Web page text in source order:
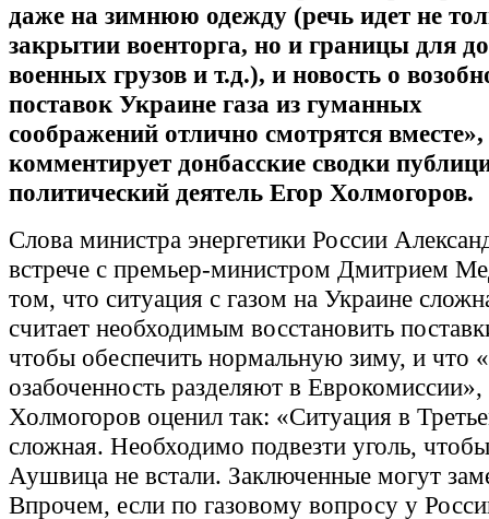
даже на зимнюю одежду (речь идет не
закрытии военторга, но и границы для
военных грузов и т.д.), и новость о
поставок Украине газа из гуманных
соображений отлично смотрятся вместе
комментирует донбасские сводки
политический деятель Егор Холмогоров.
Слова министра энергетики России
встрече с премьер-министром Дмитрием
том, что ситуация с газом на Украине
считает необходимым восстановить
чтобы обеспечить нормальную зиму, и что
озабоченность разделяют в
Холмогоров оценил так: «Ситуация в
сложная. Необходимо подвезти уголь,
Аушвица не встали. Заключенные могут
Впрочем, если по газовому вопросу у